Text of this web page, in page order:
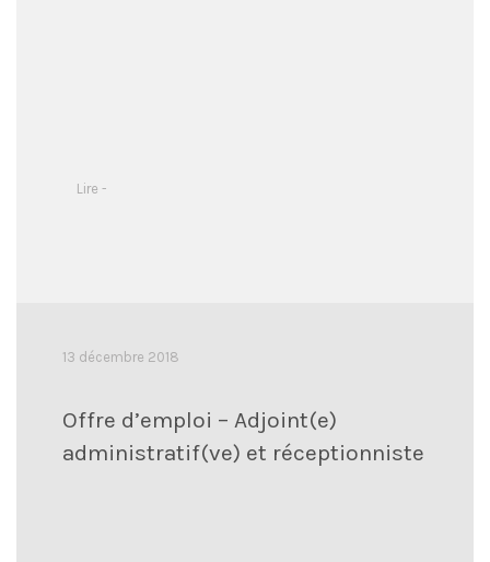
Lire -
13 décembre 2018
Offre d’emploi – Adjoint(e)
administratif(ve) et réceptionniste